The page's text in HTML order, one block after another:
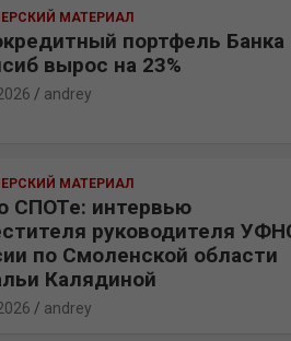
МАТЕРИАЛ
портфель Банка
вырос на 23%
andrey
МАТЕРИАЛ
СПОТе: интервью
руководителя
по Смоленской области
Калядиной
andrey